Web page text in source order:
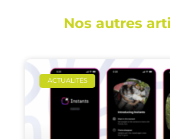
Nos autres
ACTUALITÉS